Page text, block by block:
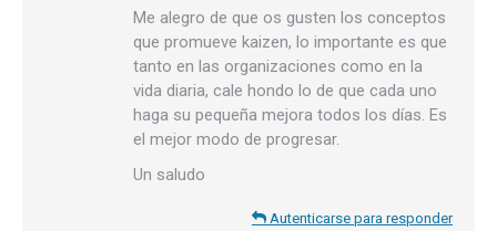
Me alegro de que os gusten los conceptos
que promueve kaizen, lo importante es que
tanto en las organizaciones como en la
vida diaria, cale hondo lo de que cada uno
haga su pequeña mejora todos los días. Es
el mejor modo de progresar.
Un saludo
Autenticarse para responder